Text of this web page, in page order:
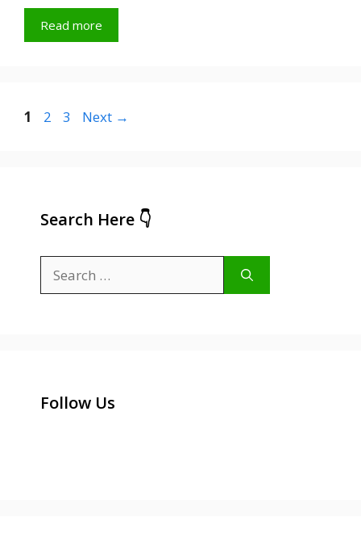
Read more
Page
1 Page
2 Page
3 Next →
Search Here 👇
for:
Follow Us